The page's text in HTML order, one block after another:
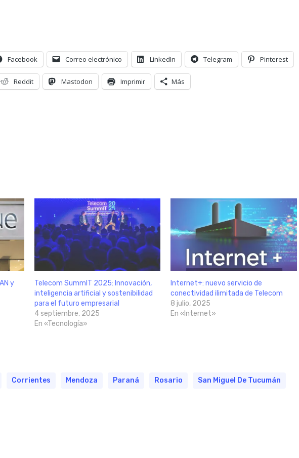
Facebook Correo electrónico LinkedIn Telegram Pinterest
Reddit Mastodon Imprimir Más
y
Telecom SummIT 2025: Innovación,
inteligencia artificial y sostenibilidad
para el futuro empresarial
4 septiembre, 2025
En «Tecnología»
Internet+: nuevo servicio de
conectividad ilimitada de Telecom
8 julio, 2025
En «Internet»
Corrientes Mendoza Paraná Rosario San Miguel De Tucumán